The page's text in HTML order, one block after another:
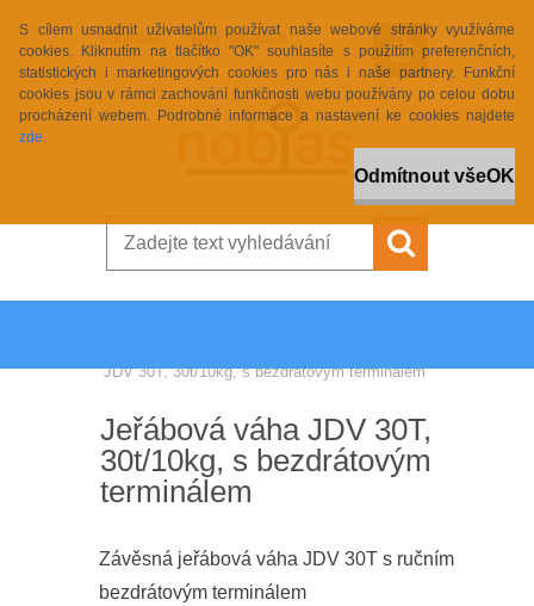
S cílem usnadnit uživatelům používat naše webové stránky využíváme
cookies. Kliknutím na tlačítko "OK" souhlasíte s použitím preferenčních,
statistických i marketingových cookies pro nás i naše partnery. Funkční
cookies jsou v rámci zachování funkčnosti webu používány po celou dobu
procházení webem. Podrobné informace a nastavení ke cookies najdete
zde.
Odmítnout všeOK
Přihlášení Nová registrace
JDV 30T, 30t/10kg, s bezdrátovým terminálem
Jeřábová váha JDV 30T,
30t/10kg, s bezdrátovým
terminálem
Závěsná jeřábová váha JDV 30T s ručním
bezdrátovým terminálem